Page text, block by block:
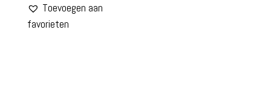
Toevoegen aan
favorieten